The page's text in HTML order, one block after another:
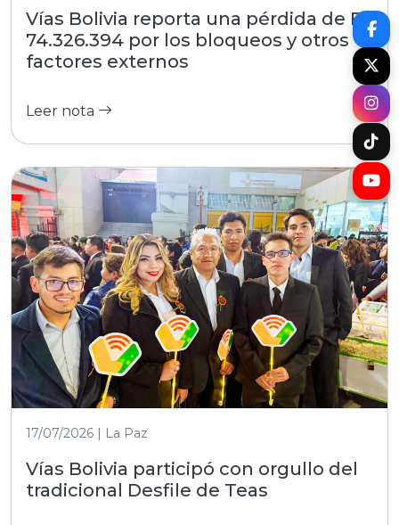
Vías Bolivia reporta una pérdida de Bs
74.326.394 por los bloqueos y otros
factores externos
Leer nota
17/07/2026 | La Paz
Vías Bolivia participó con orgullo del
tradicional Desfile de Teas